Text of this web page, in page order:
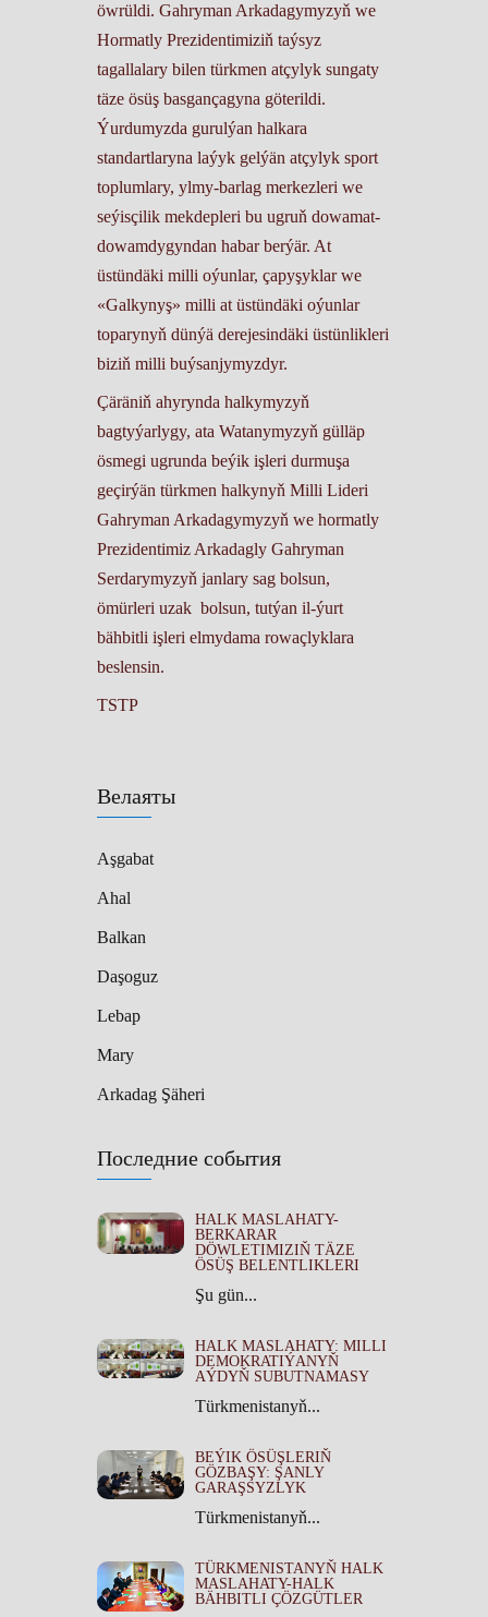
Велаяты
Aşgabat
Ahal
Balkan
Daşoguz
Lebap
Mary
Arkadag Şäheri
Последние события
HALK MASLAHATY-
BERKARAR
DÖWLETIMIZIŇ TÄZE
ÖSÜŞ BELENTLIKLERI
Şu gün...
HALK MASLAHATY: MILLI
DEMOKRATIÝANYŇ
AÝDYŇ SUBUTNAMASY
Türkmenistanyň...
BEÝIK ÖSÜŞLERIŇ
GÖZBAŞY: ŞANLY
GARAŞSYZLYK
Türkmenistanyň...
TÜRKMENISTANYŇ HALK
MASLAHATY-HALK
BÄHBITLI ÇÖZGÜTLER
öwrüldi. Gahryman Arkadagymyzyň we
Hormatly Prezidentimiziň taýsyz
tagallalary bilen türkmen atçylyk sungaty
täze ösüş basgançagyna göterildi.
Ýurdumyzda gurulýan halkara
standartlaryna laýyk gelýän atçylyk sport
toplumlary, ylmy-barlag merkezleri we
seýisçilik mekdepleri bu ugruň dowamat-
dowamdygyndan habar berýär. At
üstündäki milli oýunlar, çapyşyklar we
«Galkynyş» milli at üstündäki oýunlar
toparynyň dünýä derejesindäki üstünlikleri
biziň milli buýsanjymyzdyr.
Çäräniň ahyrynda halkymyzyň
bagtyýarlygy, ata Watanymyzyň gülläp
ösmegi ugrunda beýik işleri durmuşa
geçirýän türkmen halkynyň Milli Lideri
Gahryman Arkadagymyzyň we hormatly
Prezidentimiz Arkadagly Gahryman
Serdarymyzyň janlary sag bolsun,
ömürleri uzak bolsun, tutýan il-ýurt
bähbitli işleri elmydama rowaçlyklara
beslensin.
TSTP